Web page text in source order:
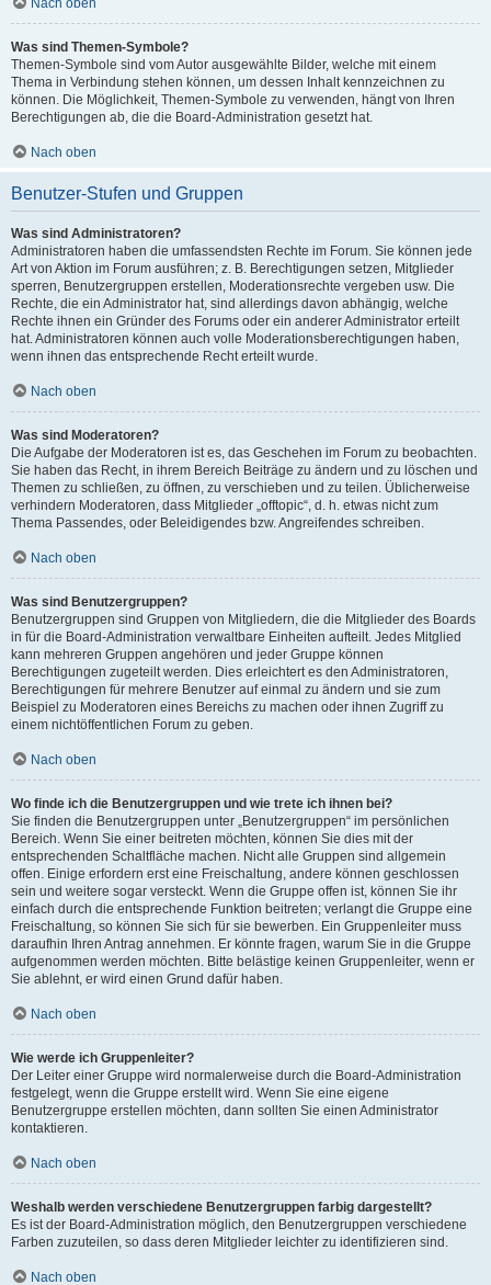
Nach oben
Was sind Themen-Symbole?
Themen-Symbole sind vom Autor ausgewählte Bilder, welche mit einem
Thema in Verbindung stehen können, um dessen Inhalt kennzeichnen zu
können. Die Möglichkeit, Themen-Symbole zu verwenden, hängt von Ihren
Berechtigungen ab, die die Board-Administration gesetzt hat.
Nach oben
Benutzer-Stufen und Gruppen
Was sind Administratoren?
Administratoren haben die umfassendsten Rechte im Forum. Sie können jede
Art von Aktion im Forum ausführen; z. B. Berechtigungen setzen, Mitglieder
sperren, Benutzergruppen erstellen, Moderationsrechte vergeben usw. Die
Rechte, die ein Administrator hat, sind allerdings davon abhängig, welche
Rechte ihnen ein Gründer des Forums oder ein anderer Administrator erteilt
hat. Administratoren können auch volle Moderationsberechtigungen haben,
wenn ihnen das entsprechende Recht erteilt wurde.
Nach oben
Was sind Moderatoren?
Die Aufgabe der Moderatoren ist es, das Geschehen im Forum zu beobachten.
Sie haben das Recht, in ihrem Bereich Beiträge zu ändern und zu löschen und
Themen zu schließen, zu öffnen, zu verschieben und zu teilen. Üblicherweise
verhindern Moderatoren, dass Mitglieder „offtopic“, d. h. etwas nicht zum
Thema Passendes, oder Beleidigendes bzw. Angreifendes schreiben.
Nach oben
Was sind Benutzergruppen?
Benutzergruppen sind Gruppen von Mitgliedern, die die Mitglieder des Boards
in für die Board-Administration verwaltbare Einheiten aufteilt. Jedes Mitglied
kann mehreren Gruppen angehören und jeder Gruppe können
Berechtigungen zugeteilt werden. Dies erleichtert es den Administratoren,
Berechtigungen für mehrere Benutzer auf einmal zu ändern und sie zum
Beispiel zu Moderatoren eines Bereichs zu machen oder ihnen Zugriff zu
einem nichtöffentlichen Forum zu geben.
Nach oben
Wo finde ich die Benutzergruppen und wie trete ich ihnen bei?
Sie finden die Benutzergruppen unter „Benutzergruppen“ im persönlichen
Bereich. Wenn Sie einer beitreten möchten, können Sie dies mit der
entsprechenden Schaltfläche machen. Nicht alle Gruppen sind allgemein
offen. Einige erfordern erst eine Freischaltung, andere können geschlossen
sein und weitere sogar versteckt. Wenn die Gruppe offen ist, können Sie ihr
einfach durch die entsprechende Funktion beitreten; verlangt die Gruppe eine
Freischaltung, so können Sie sich für sie bewerben. Ein Gruppenleiter muss
daraufhin Ihren Antrag annehmen. Er könnte fragen, warum Sie in die Gruppe
aufgenommen werden möchten. Bitte belästige keinen Gruppenleiter, wenn er
Sie ablehnt, er wird einen Grund dafür haben.
Nach oben
Wie werde ich Gruppenleiter?
Der Leiter einer Gruppe wird normalerweise durch die Board-Administration
festgelegt, wenn die Gruppe erstellt wird. Wenn Sie eine eigene
Benutzergruppe erstellen möchten, dann sollten Sie einen Administrator
kontaktieren.
Nach oben
Weshalb werden verschiedene Benutzergruppen farbig dargestellt?
Es ist der Board-Administration möglich, den Benutzergruppen verschiedene
Farben zuzuteilen, so dass deren Mitglieder leichter zu identifizieren sind.
Nach oben